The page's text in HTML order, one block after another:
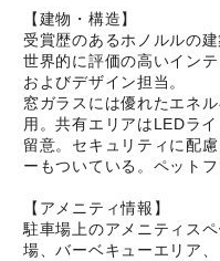
【建物・構造】
受賞歴のあるホノルルの
世界的に評価の高いイン
およびデザイン担当。
窓ガラスには優れたエネ
用。共有エリアはLEDラ
留意。セキュリティに配
ーもついている。ペットフ
【アメニティ情報】
駐車場上のアメニティス
場、バーベキューエリア